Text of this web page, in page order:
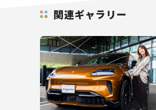
関連ギャラリー